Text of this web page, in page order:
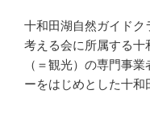
十和田湖自然ガイドク
考える会に所属する
（＝観光）の専門事
ーをはじめとした十和